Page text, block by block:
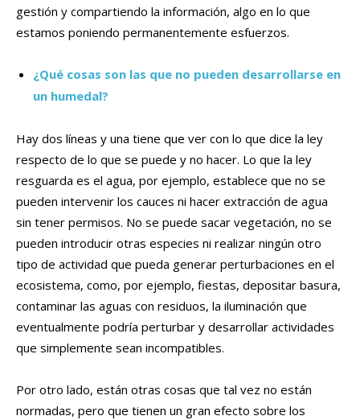
gestión y compartiendo la información, algo en lo que
estamos poniendo permanentemente esfuerzos.
¿Qué cosas son las que no pueden desarrollarse en
un humedal?
Hay dos líneas y una tiene que ver con lo que dice la ley
respecto de lo que se puede y no hacer. Lo que la ley
resguarda es el agua, por ejemplo, establece que no se
pueden intervenir los cauces ni hacer extracción de agua
sin tener permisos. No se puede sacar vegetación, no se
pueden introducir otras especies ni realizar ningún otro
tipo de actividad que pueda generar perturbaciones en el
ecosistema, como, por ejemplo, fiestas, depositar basura,
contaminar las aguas con residuos, la iluminación que
eventualmente podría perturbar y desarrollar actividades
que simplemente sean incompatibles.
Por otro lado, están otras cosas que tal vez no están
normadas, pero que tienen un gran efecto sobre los